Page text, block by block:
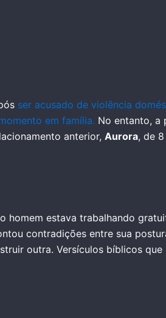
ser acusado de violência
em família. No entanto, a
anterior, Aurora, de
homem estava trabalhando
contradições entre sua
outra. Versículos bíblicos que